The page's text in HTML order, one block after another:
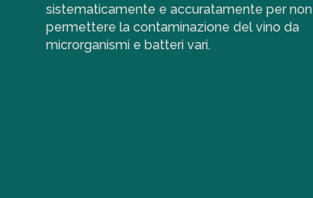
sistematicamente e accuratamente per non
permettere la contaminazione del vino da
microrganismi e batteri vari.